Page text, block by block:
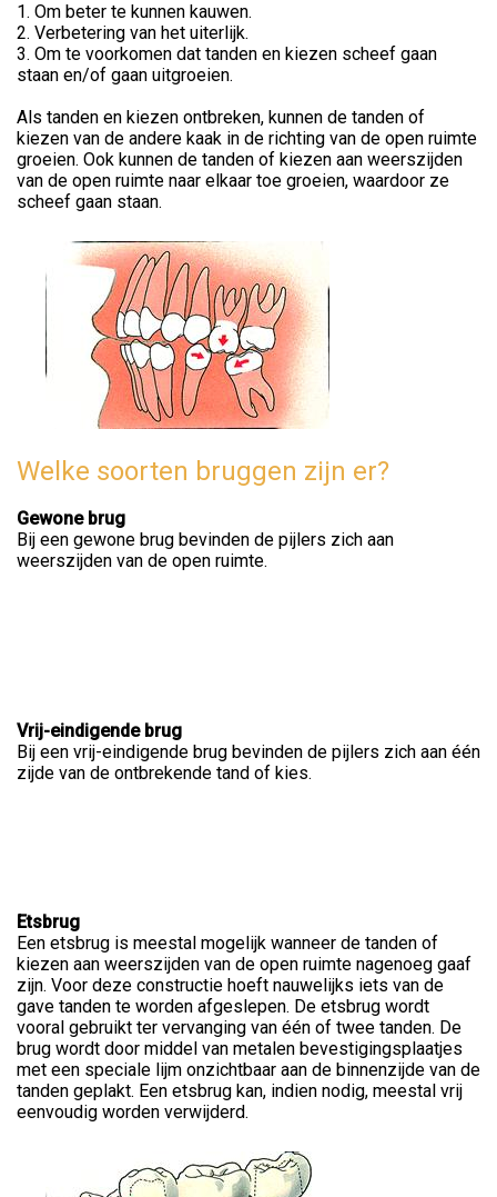
1. Om beter te kunnen kauwen.
2. Verbetering van het uiterlijk.
3. Om te voorkomen dat tanden en kiezen scheef gaan
staan en/of gaan uitgroeien.
Als tanden en kiezen ontbreken, kunnen de tanden of
kiezen van de andere kaak in de richting van de open ruimte
groeien. Ook kunnen de tanden of kiezen aan weerszijden
van de open ruimte naar elkaar toe groeien, waardoor ze
scheef gaan staan.
Welke soorten bruggen zijn er?
Gewone brug
Bij een gewone brug bevinden de pijlers zich aan
weerszijden van de open ruimte.
Vrij-eindigende brug
Bij een vrij-eindigende brug bevinden de pijlers zich aan één
zijde van de ontbrekende tand of kies.
Etsbrug
Een etsbrug is meestal mogelijk wanneer de tanden of
kiezen aan weerszijden van de open ruimte nagenoeg gaaf
zijn. Voor deze constructie hoeft nauwelijks iets van de
gave tanden te worden afgeslepen. De etsbrug wordt
vooral gebruikt ter vervanging van één of twee tanden. De
brug wordt door middel van metalen bevestigingsplaatjes
met een speciale lijm onzichtbaar aan de binnenzijde van de
tanden geplakt. Een etsbrug kan, indien nodig, meestal vrij
eenvoudig worden verwijderd.